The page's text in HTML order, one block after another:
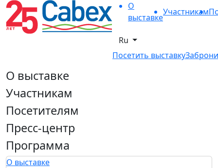
О
выставке
Участникам
Ru
Посетить выставку
О выставке
Участникам
Посетителям
Пресс-центр
Программа
О выставке